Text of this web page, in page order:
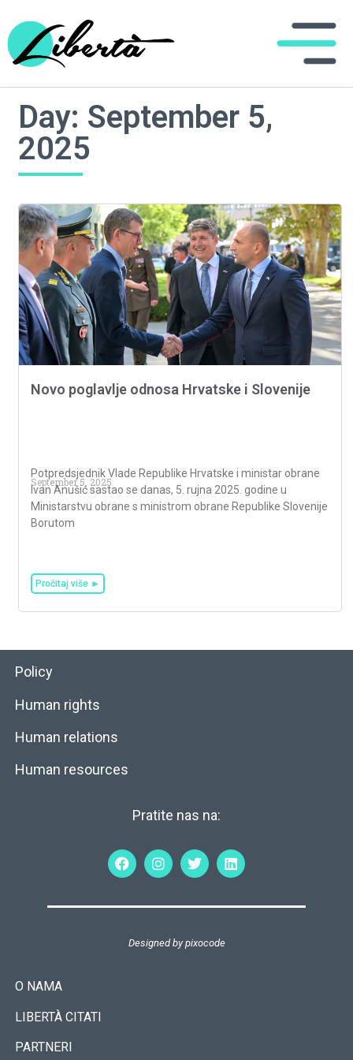
Day: September 5,
2025
Novo poglavlje odnosa Hrvatske i Slovenije
September 5, 2025
Potpredsjednik Vlade Republike Hrvatske i ministar obrane
Ivan Anušić sastao se danas, 5. rujna 2025. godine u
Ministarstvu obrane s ministrom obrane Republike Slovenije
Borutom
Pročitaj više ►
Policy
Human rights
Human relations
Human resources
Pratite nas na:
Designed bypixocode
O NAMA
LIBERTÀ CITATI
PARTNERI